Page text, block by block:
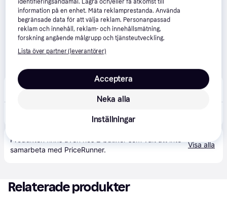
Teknikproffset
Produkten finns även hos
samarbeta med PriceRunner.
Visa alla
Relaterade produkter
information på en enhet. Mäta reklamprestanda. Använda
begränsade data för att välja reklam. Personanpassad
reklam och innehåll, reklam- och innehållsmätning,
forskning angående målgrupp och tjänsteutveckling.
Lista över partner (leverantörer)
Neka alla
Acceptera
Inställningar